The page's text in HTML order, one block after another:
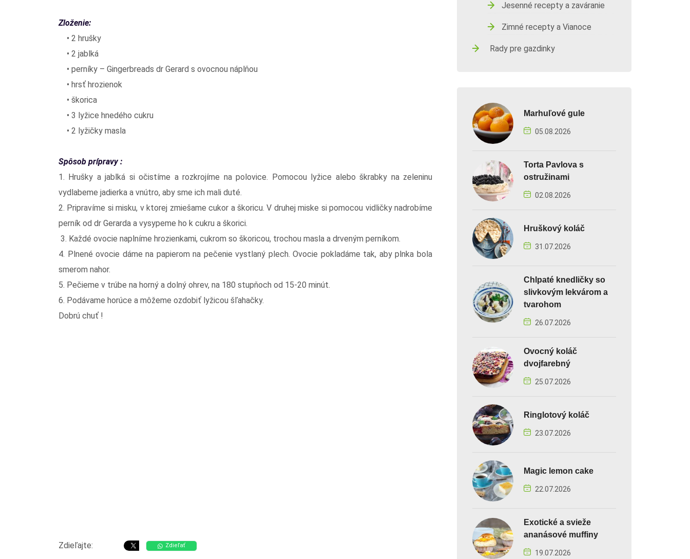
Zloženie:
• 2 hrušky
• 2 jablká
• perníky – Gingerbreads dr Gerard s ovocnou náplňou
• hrsť hrozienok
• škorica
• 3 lyžice hnedého cukru
• 2 lyžičky masla
Spôsob prípravy :
1. Hrušky a jablká si očistíme a rozkrojíme na polovice. Pomocou lyžice alebo škrabky na zeleninu
vydlabeme jadierka a vnútro, aby sme ich mali duté.
2. Pripravíme si misku, v ktorej zmiešame cukor a škoricu. V druhej miske si pomocou vidličky nadrobíme
perník od dr Gerarda a vysypeme ho k cukru a škorici.
3. Každé ovocie naplníme hrozienkami, cukrom so škoricou, trochou masla a drveným perníkom.
4. Plnené ovocie dáme na papierom na pečenie vystlaný plech. Ovocie pokladáme tak, aby plnka bola
smerom nahor.
5. Pečieme v trúbe na horný a dolný ohrev, na 180 stupňoch od 15-20 minút.
6. Podávame horúce a môžeme ozdobiť lyžicou šľahačky.
Dobrú chuť !
Zdieľajte: Zdieľať
Jesenné recepty a zaváranie
Zimné recepty a Vianoce
Rady pre gazdinky
Marhuľové gule
05.08.2026
Torta Pavlova s
ostružinami
02.08.2026
Hruškový koláč
31.07.2026
Chlpaté knedličky so
slivkovým lekvárom a
tvarohom
26.07.2026
Ovocný koláč
dvojfarebný
25.07.2026
Ringlotový koláč
23.07.2026
Magic lemon cake
22.07.2026
Exotické a svieže
ananásové muffiny
19.07.2026